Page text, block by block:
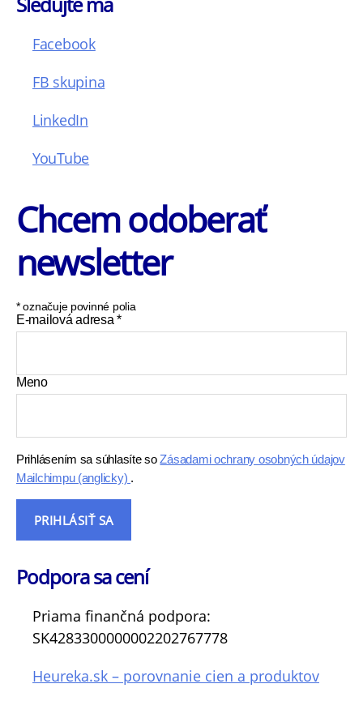
Facebook
FB skupina
LinkedIn
YouTube
Chcem odoberať
newsletter
*označuje povinné polia
E-mailová adresa*
Meno
Prihlásením sa súhlasíte soZásadami ochrany osobných údajov
Mailchimpu (anglicky) .
Podpora sa cení
Priama finančná podpora:
SK4283300000002202767778
Heureka.sk – porovnanie cien a produktov